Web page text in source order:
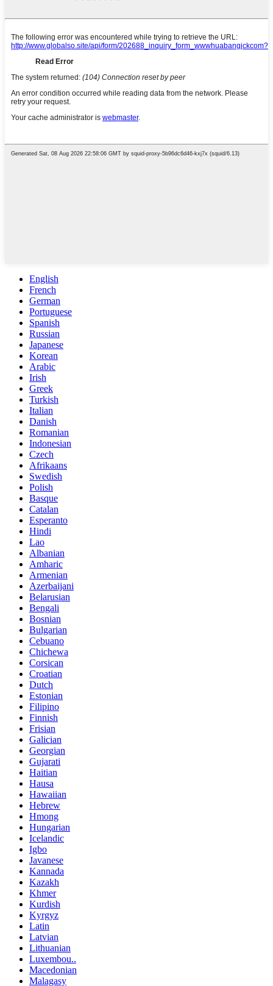
English
French
German
Portuguese
Spanish
Russian
Japanese
Korean
Arabic
Irish
Greek
Turkish
Italian
Danish
Romanian
Indonesian
Czech
Afrikaans
Swedish
Polish
Basque
Catalan
Esperanto
Hindi
Lao
Albanian
Amharic
Armenian
Azerbaijani
Belarusian
Bengali
Bosnian
Bulgarian
Cebuano
Chichewa
Corsican
Croatian
Dutch
Estonian
Filipino
Finnish
Frisian
Galician
Georgian
Gujarati
Haitian
Hausa
Hawaiian
Hebrew
Hmong
Hungarian
Icelandic
Igbo
Javanese
Kannada
Kazakh
Khmer
Kurdish
Kyrgyz
Latin
Latvian
Lithuanian
Luxembou..
Macedonian
Malagasy